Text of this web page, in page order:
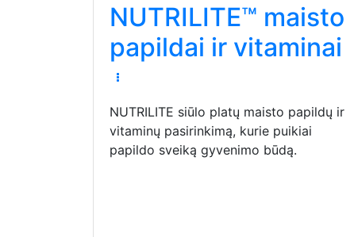
NUTRILITE™ maisto
papildai ir vitaminai
NUTRILITE siūlo platų maisto papildų ir
vitaminų pasirinkimą, kurie puikiai
papildo sveiką gyvenimo būdą.